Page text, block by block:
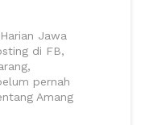
Jawa
di FB,
pernah
Amang